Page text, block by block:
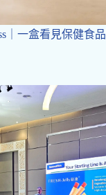
｜一盒看見保健食